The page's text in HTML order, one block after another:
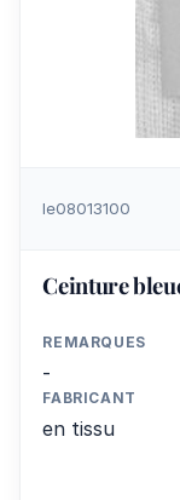
le08013100
Ceinture
REMARQUES
-
FABRICANT
en tissu